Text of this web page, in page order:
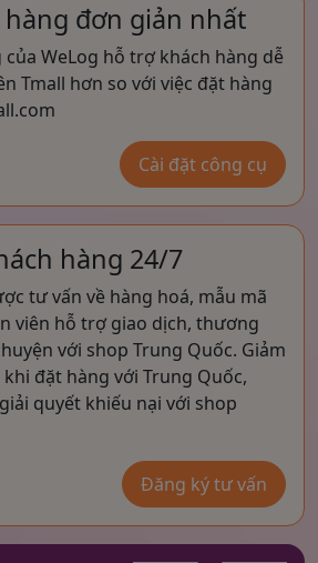
hàng đơn giản nhất
WeLog hỗ trợ khách hàng dễ
Tmall hơn so với việc đặt hàng
Cài đặt công cụ
hàng 24/7
tư vấn về hàng hoá, mẫu mã
viên hỗ trợ giao dịch, thương
với shop Trung Quốc. Giảm
đặt hàng với Trung Quốc,
quyết khiếu nại với shop
Đăng ký tư vấn